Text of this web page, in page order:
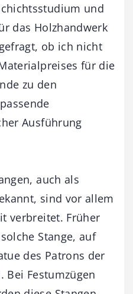
und
das Holzhandwerk
ob ich nicht
für die
zu den
Ausführung
auch als
sind vor allem
verbreitet. Früher
Stange, auf
des Patrons der
Bei Festumzügen